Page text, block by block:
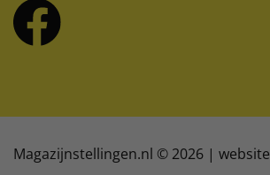
Magazijnstellingen.nl © 2026 | website